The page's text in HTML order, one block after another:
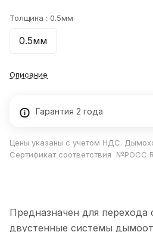
Толщина : 0.5мм
0.5мм
Описание
Гарантия 2 года
Цены указаны с учетом НДС.
Сертификат соответствия №РОСС
Предназначен для перехода
двустенные системы